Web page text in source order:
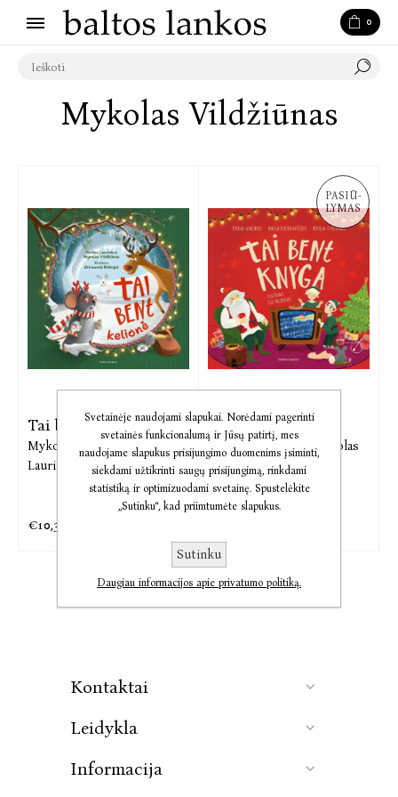
0
Mykolas Vildžiūnas
Tai bent kelionė
Mykolas Vildžiūnas,
Povilas
Laurinkus
€10,33
PASIŪ-
LYMAS
Tai bent knyga
Povilas Laurinkus, Mykolas
Vildžiūnas,Marija
Judzentavičiūtė
Kontaktai
Leidykla
Informacija
Svetainėje naudojami slapukai. Norėdami pagerinti
svetainės funkcionalumą ir Jūsų patirtį, mes
naudojame slapukus prisijungimo duomenims įsiminti,
siekdami užtikrinti saugų prisijungimą, rinkdami
statistiką ir optimizuodami svetainę. Spustelėkite
„Sutinku“, kad priimtumėte slapukus.
Sutinku
Daugiau informacijos apie privatumo politiką.